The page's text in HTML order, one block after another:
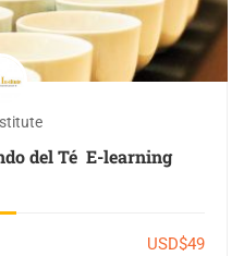
del Té E-learning
USD$49